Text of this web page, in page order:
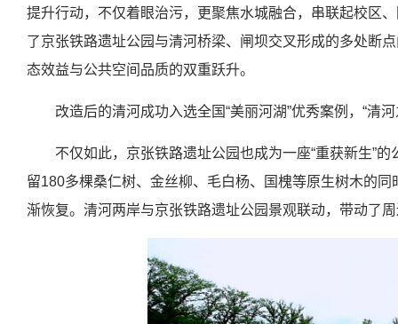
提升行动，不仅着眼治污，更聚焦水城融合，串联起校区
了京张铁路遗址公园与清河桥梁、闸坝交叉形成的多处断
态效益与公共空间品质的双重跃升。
改造后的清河成功入选全国“美丽河湖”优秀案例，“清
不仅如此，京张铁路遗址公园也成为一座“重获新生”
留180多棵桑仁树、金丝柳、毛白杨、国槐等原生树木的
渐恢复。清河两岸与京张铁路遗址公园景观联动，带动了